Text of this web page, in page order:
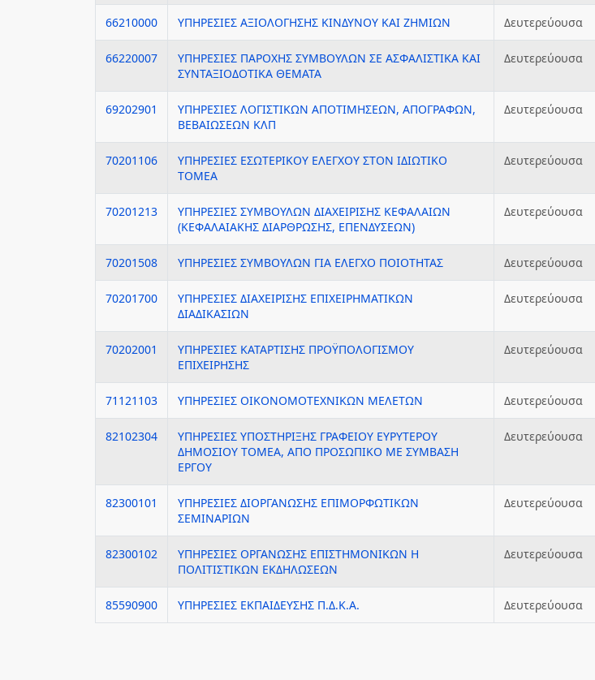
66210000 ΥΠΗΡΕΣΙΕΣ ΑΞΙΟΛΟΓΗΣΗΣ ΚΙΝΔΥΝΟΥ ΚΑΙ ΖΗΜΙΩΝ Δευτερεύουσα
66220007
ΥΠΗΡΕΣΙΕΣ ΠΑΡΟΧΗΣ ΣΥΜΒΟΥΛΩΝ ΣΕ ΑΣΦΑΛΙΣΤΙΚΑ ΚΑΙ
ΣΥΝΤΑΞΙΟΔΟΤΙΚΑ ΘΕΜΑΤΑ
Δευτερεύουσα
69202901
ΥΠΗΡΕΣΙΕΣ ΛΟΓΙΣΤΙΚΩΝ ΑΠΟΤΙΜΗΣΕΩΝ, ΑΠΟΓΡΑΦΩΝ,
ΒΕΒΑΙΩΣΕΩΝ ΚΛΠ
Δευτερεύουσα
70201106
ΥΠΗΡΕΣΙΕΣ ΕΣΩΤΕΡΙΚΟΥ ΕΛΕΓΧΟΥ ΣΤΟΝ ΙΔΙΩΤΙΚΟ
ΤΟΜΕΑ
Δευτερεύουσα
70201213
ΥΠΗΡΕΣΙΕΣ ΣΥΜΒΟΥΛΩΝ ΔΙΑΧΕΙΡΙΣΗΣ ΚΕΦΑΛΑΙΩΝ
(ΚΕΦΑΛΑΙΑΚΗΣ ΔΙΑΡΘΡΩΣΗΣ, ΕΠΕΝΔΥΣΕΩΝ)
Δευτερεύουσα
70201508 ΥΠΗΡΕΣΙΕΣ ΣΥΜΒΟΥΛΩΝ ΓΙΑ ΕΛΕΓΧΟ ΠΟΙΟΤΗΤΑΣ Δευτερεύουσα
70201700
ΥΠΗΡΕΣΙΕΣ ΔΙΑΧΕΙΡΙΣΗΣ ΕΠΙΧΕΙΡΗΜΑΤΙΚΩΝ
ΔΙΑΔΙΚΑΣΙΩΝ
Δευτερεύουσα
70202001
ΥΠΗΡΕΣΙΕΣ ΚΑΤΑΡΤΙΣΗΣ ΠΡΟΫΠΟΛΟΓΙΣΜΟΥ
ΕΠΙΧΕΙΡΗΣΗΣ
Δευτερεύουσα
71121103 ΥΠΗΡΕΣΙΕΣ ΟΙΚΟΝΟΜΟΤΕΧΝΙΚΩΝ ΜΕΛΕΤΩΝ Δευτερεύουσα
82102304
ΥΠΗΡΕΣΙΕΣ ΥΠΟΣΤΗΡΙΞΗΣ ΓΡΑΦΕΙΟΥ ΕΥΡΥΤΕΡΟΥ
ΔΗΜΟΣΙΟΥ ΤΟΜΕΑ, ΑΠΟ ΠΡΟΣΩΠΙΚΟ ΜΕ ΣΥΜΒΑΣΗ
ΕΡΓΟΥ
Δευτερεύουσα
82300101
ΥΠΗΡΕΣΙΕΣ ΔΙΟΡΓΑΝΩΣΗΣ ΕΠΙΜΟΡΦΩΤΙΚΩΝ
ΣΕΜΙΝΑΡΙΩΝ
Δευτερεύουσα
82300102
ΥΠΗΡΕΣΙΕΣ ΟΡΓΑΝΩΣΗΣ ΕΠΙΣΤΗΜΟΝΙΚΩΝ Η
ΠΟΛΙΤΙΣΤΙΚΩΝ ΕΚΔΗΛΩΣΕΩΝ
Δευτερεύουσα
85590900 ΥΠΗΡΕΣΙΕΣ ΕΚΠΑΙΔΕΥΣΗΣ Π.Δ.Κ.Α. Δευτερεύουσα